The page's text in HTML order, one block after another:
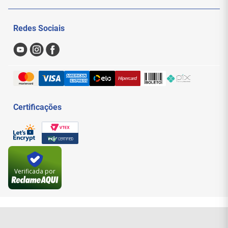
do conversor.
conversor ao seu monitor ou projetor VGA.
Conectar o Áudio
cabo de áudio de 3,5mm à saída de áudio do
de exibição ou sistema de som.
Alimentação USB: Conecte o cabo USB
conversor.
irá automaticamente ajustar o sinal de vídeo
para VGA e o áudio para o conector de 3,5mm.
Usos Ideais:
Conectar PCs/Laptops a Monitores Antigos
você tem um computador ou laptop com saída
entrada VGA, este conversor é a solução ideal
Nossas Lojas
Formas de Pagamento
Trocas e Devoluções
Sac
Redes Sociais
Certificações
Verificada por